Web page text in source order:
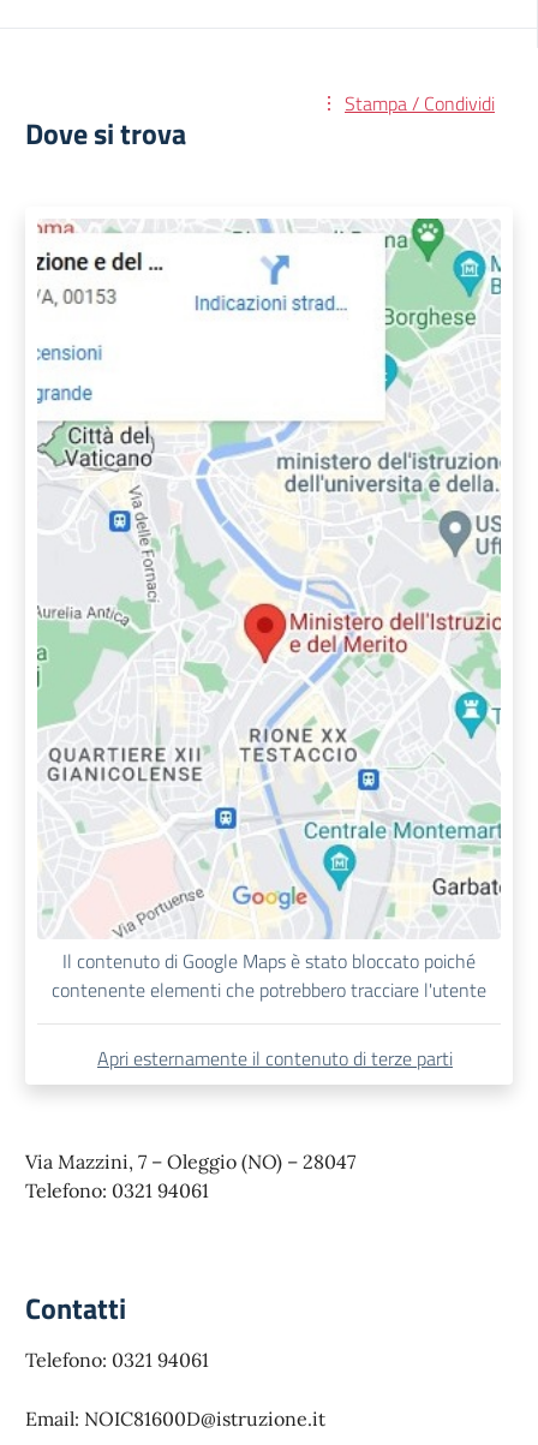
Stampa / Condividi
Dove si trova
Il contenuto di Google Maps è stato bloccato poiché
contenente elementi che potrebbero tracciare l'utente
Apri esternamente il contenuto di terze parti
Via Mazzini, 7 – Oleggio (NO) – 28047
Telefono: 0321 94061
Contatti
Telefono: 0321 94061
Email: NOIC81600D@istruzione.it